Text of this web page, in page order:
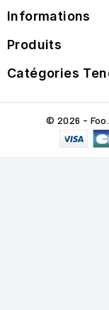
Informations
Produits
Catégories
© 2026 -